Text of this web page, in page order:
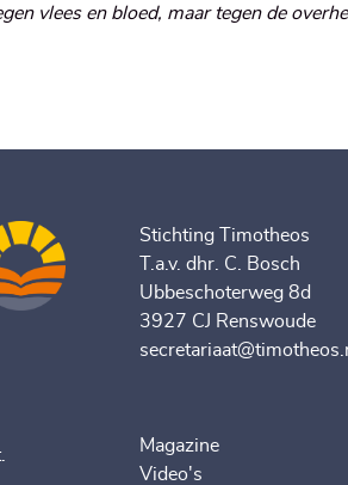
vlees en bloed, maar tegen de
Stichting Timotheos
T.a.v. dhr. C. Bosch
Ubbeschoterweg 8d
3927 CJ Renswoude
Magazine
Video's